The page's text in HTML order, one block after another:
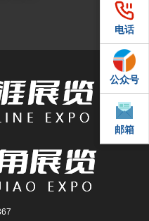
电话
QQ
邮箱
电话
公众号
邮箱